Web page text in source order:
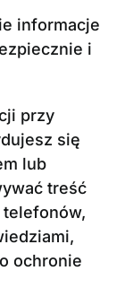
informacje
i
przy
się
lub
treść
ochronie